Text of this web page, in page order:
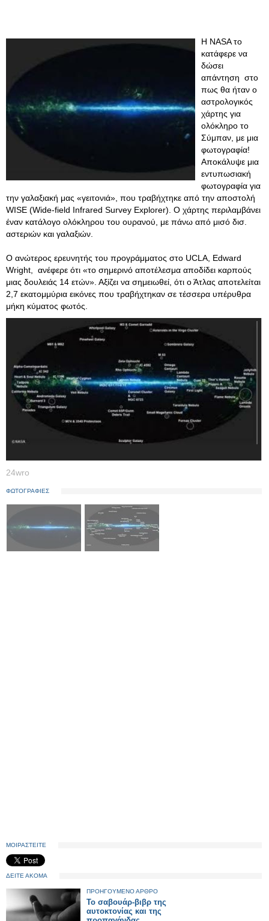
Η NASA το
κατάφερε να
δώσει
απάντηση στο
πως θα ήταν ο
αστρολογικός
χάρτης για
ολόκληρο το
Σύμπαν, με μια
φωτογραφία!
Αποκάλυψε μια
εντυπωσιακή
φωτογραφία για
την γαλαξιακή μας «γειτονιά», που τραβήχτηκε από την αποστολή
WISE (Wide-field Infrared Survey Explorer). Ο χάρτης περιλαμβάνει
έναν κατάλογο ολόκληρου του ουρανού, με πάνω από μισό δισ.
αστεριών και γαλαξιών.
O ανώτερος ερευνητής του προγράμματος στο UCLA, Edward
Wright, ανέφερε ότι «το σημερινό αποτέλεσμα αποδίδει καρπούς
μιας δουλειάς 14 ετών». Αξίζει να σημειωθεί, ότι ο Άτλας αποτελείται
2,7 εκατομμύρια εικόνες που τραβήχτηκαν σε τέσσερα υπέρυθρα
μήκη κύματος φωτός.
24wro
ΦΩΤΟΓΡΑΦΙΕΣ
ΜΟΙΡΑΣΤΕΙΤΕ
ΔΕΙΤΕ ΑΚΟΜΑ
ΠΡΟΗΓΟΥΜΕΝΟ ΑΡΘΡΟ
Το σαβουάρ-βιβρ της
αυτοκτονίας και της